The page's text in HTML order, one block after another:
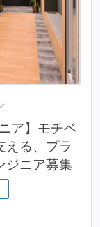
ア】モチベ
える、プラ
ジニア募集